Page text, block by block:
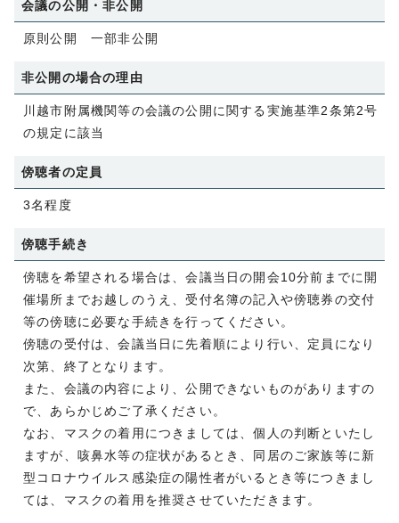
会議の公開・非公開
原則公開 一部非公開
非公開の場合の理由
川越市附属機関等の会議の公開に関する実施基準2条第2号
の規定に該当
傍聴者の定員
3名程度
傍聴手続き
傍聴を希望される場合は、会議当日の開会10分前までに開
催場所までお越しのうえ、受付名簿の記入や傍聴券の交付
等の傍聴に必要な手続きを行ってください。
傍聴の受付は、会議当日に先着順により行い、定員になり
次第、終了となります。
また、会議の内容により、公開できないものがありますの
で、あらかじめご了承ください。
なお、マスクの着用につきましては、個人の判断といたし
ますが、咳鼻水等の症状があるとき、同居のご家族等に新
型コロナウイルス感染症の陽性者がいるとき等につきまし
ては、マスクの着用を推奨させていただきます。